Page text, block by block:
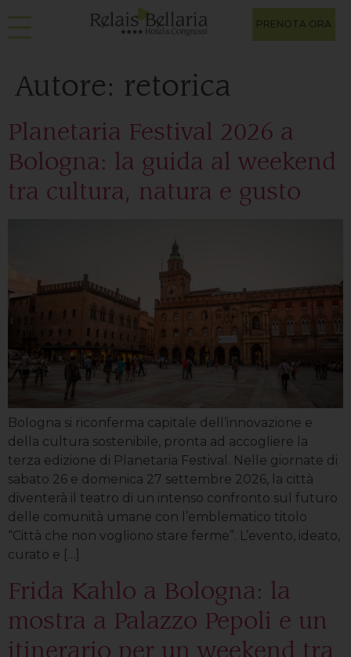
PRENOTA ORA
Autore: retorica
Planetaria Festival 2026 a
Bologna: la guida al weekend
tra cultura, natura e gusto
Bologna si riconferma capitale dell’innovazione e
della cultura sostenibile, pronta ad accogliere la
terza edizione di Planetaria Festival. Nelle giornate di
sabato 26 e domenica 27 settembre 2026, la città
diventerà il teatro di un intenso confronto sul futuro
delle comunità umane con l’emblematico titolo
“Città che non vogliono stare ferme”. L’evento, ideato,
curato e […]
Frida Kahlo a Bologna: la
mostra a Palazzo Pepoli e un
itinerario per un weekend tra